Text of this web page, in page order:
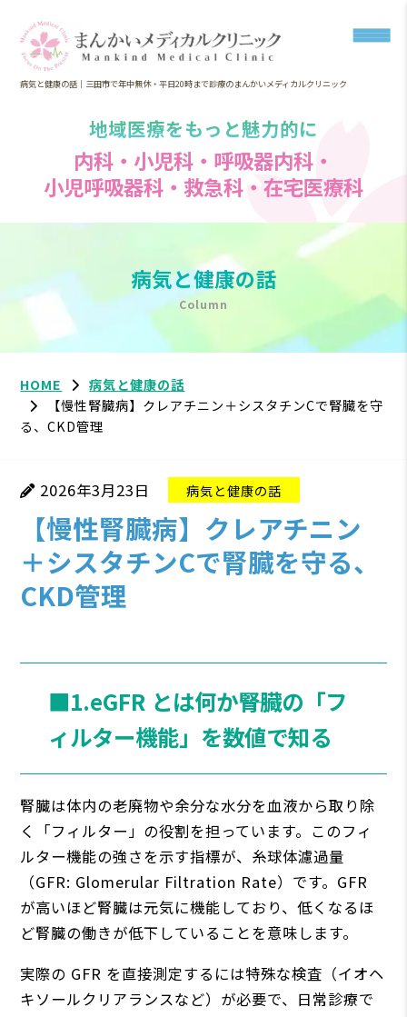
病気と健康の話｜三田市で年中無休・平日20時まで診療のまんかいメディカルクリニック
地域医療をもっと魅力的に
内科・小児科・呼吸器内科・
小児呼吸器科・救急科・在宅医療科
病気と健康の話
Column
HOME
病気と健康の話
【慢性腎臓病】クレアチニン＋シスタチンCで腎臓を守
る、CKD管理
2026年3月23日 病気と健康の話
【慢性腎臓病】クレアチニン
＋シスタチンCで腎臓を守る、
CKD管理
■1.eGFR とは何か――腎臓の「フ
ィルター機能」を数値で知る
腎臓は体内の⽼廃物や余分な⽔分を⾎液から取り除
く「フィルター」の役割を担っています。このフィ
ルター機能の強さを⽰す指標が、⽷球体濾過量
（GFR: Glomerular Filtration Rate）です。GFR
が⾼いほど腎臓は元気に機能しており、低くなるほ
ど腎臓の働きが低下していることを意味します。
実際の GFR を直接測定するには特殊な検査（イオヘ
キソールクリアランスなど）が必要で、⽇常診療で